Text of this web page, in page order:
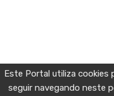
Este Portal utiliza cookies
seguir navegando neste